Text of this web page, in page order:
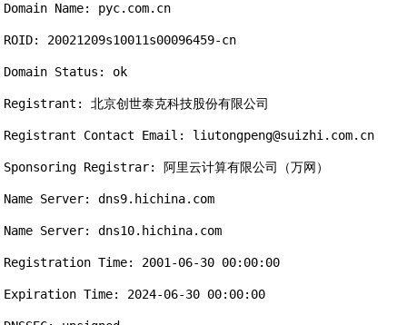
Domain Name: pyc.com.cn
ROID: 20021209s10011s00096459-cn
Domain Status: ok
Registrant: 北京创世泰克科技股份有限公司
Registrant Contact Email: liutongpeng@suizhi.com.cn
Sponsoring Registrar: 阿里云计算有限公司（万网）
Name Server: dns9.hichina.com
Name Server: dns10.hichina.com
Registration Time: 2001-06-30 00:00:00
Expiration Time: 2024-06-30 00:00:00